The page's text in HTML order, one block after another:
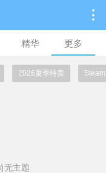
精华 更多
2026夏季特卖
无主题